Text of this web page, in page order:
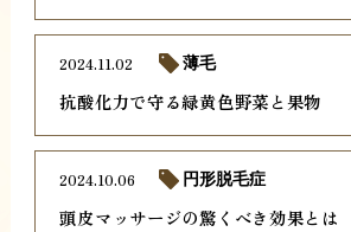
抗酸化力で守る緑黄色野菜と果物
2024.11.02 薄毛
頭皮マッサージの驚くべき効果とは
2024.10.06 円形脱毛症